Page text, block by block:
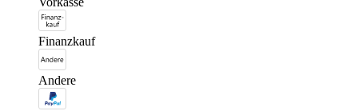
Finanzkauf
Andere